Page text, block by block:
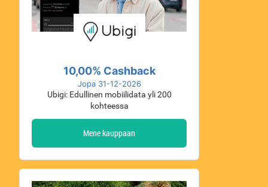
10,00% Cashback
Jopa 31-12-2026
Ubigi: Edullinen mobiilidata yli 200
kohteessa
Mene kauppaan